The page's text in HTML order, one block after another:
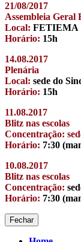
21/08/2017
Assembleia
Local: FETIEMA
Horário: 15h
14.08.2017
Plenária
Local: sede do
Horário: 15h
11.08.2017
Blitz nas escolas
Concentração:
Horário: 7:30
10.08.2017
Blitz nas escolas
Concentração:
Horário: 7:30
Fechar